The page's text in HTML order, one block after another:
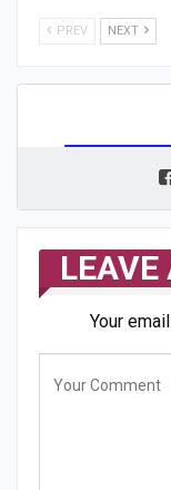
PREV NEXT
LEAVE
Your